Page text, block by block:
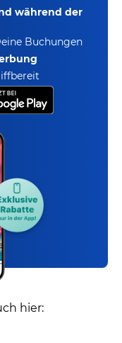
während der
Buchungen
hier: